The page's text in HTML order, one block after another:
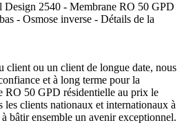
Design 2540 - Membrane RO 50 GPD
- Osmose inverse - Détails de la
client ou un client de longue date, nous
et à long terme pour la
RO 50 GPD résidentielle au prix le
clients nationaux et internationaux à
bâtir ensemble un avenir exceptionnel.